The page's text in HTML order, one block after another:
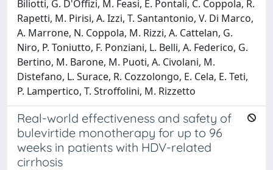
Biliotti, G. D'Offizi, M. Feasi, E. Pontali, C. Coppola, R.
Rapetti, M. Pirisi, A. Izzi, T. Santantonio, V. Di Marco,
A. Marrone, N. Coppola, M. Rizzi, A. Cattelan, G.
Niro, P. Toniutto, F. Ponziani, L. Belli, A. Federico, G.
Bertino, M. Barone, M. Puoti, A. Civolani, M.
Distefano, L. Surace, R. Cozzolongo, E. Cela, E. Teti,
P. Lampertico, T. Stroffolini, M. Rizzetto
Real-world effectiveness and safety of
bulevirtide monotherapy for up to 96
weeks in patients with HDV-related
cirrhosis